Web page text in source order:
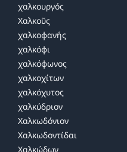
χαλκουργός
Χαλκοῦς
χαλκοφανής
χαλκόφι
χαλκόφωνος
χαλκοχίτων
χαλκόχυτος
χαλκύδριον
Χαλκωδόνιον
Χαλκωδοντίδαι
Χαλκώδων